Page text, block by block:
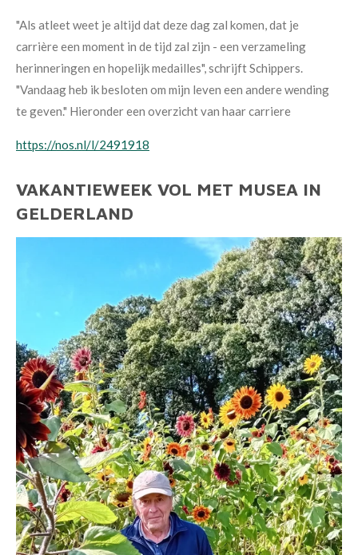
"Als atleet weet je altijd dat deze dag zal komen, dat je
carrière een moment in de tijd zal zijn - een verzameling
herinneringen en hopelijk medailles", schrijft Schippers.
"Vandaag heb ik besloten om mijn leven een andere wending
te geven." Hieronder een overzicht van haar carriere
https://nos.nl/l/2491918
VAKANTIEWEEK VOL MET MUSEA IN
GELDERLAND